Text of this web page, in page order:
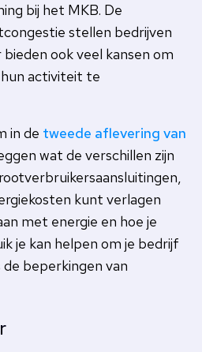
bij het MKB. De
stellen bedrijven
ook veel kansen om
activiteit te
in de tweede aflevering van
wat de verschillen zijn
kunt verlagen
met energie en hoe je
je kan helpen om je bedrijf
beperkingen van